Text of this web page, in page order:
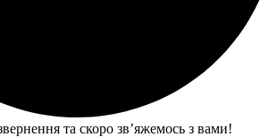
та скоро звʼяжемось з вами!